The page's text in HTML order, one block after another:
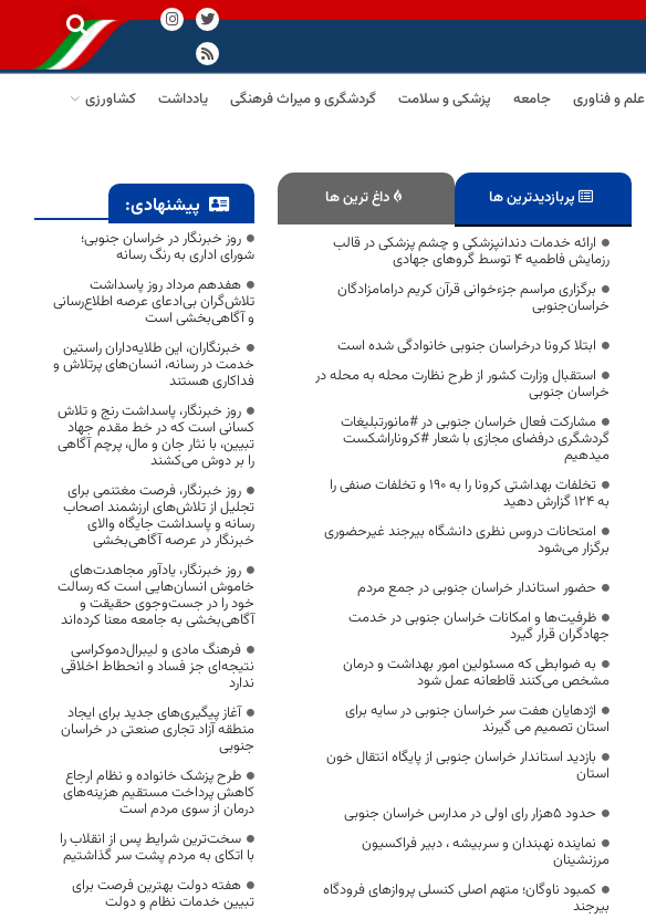
علم و فناوری جامعه پزشکی و سلامت گردشگری و میراث فرهنگی یادداشت
کشاورزی
پربازدیدترین ها داغ ترین ها
ارائه خدمات دندانپزشکی و چشم پزشکی در قالب
رزمایش فاطمیه ۴ توسط گروهای جهادی
برگزاری مراسم جزء‌خوانی قرآن کریم درامامزادگان
خراسان‌جنوبی
ابتلا کرونا درخراسان جنوبی خانوادگی شده است
استقبال وزارت کشور از طرح نظارت محله به محله در
خراسان جنوبی
مشارکت فعال خراسان جنوبی در #مانورتبلیغات
گردشگری درفضای مجازی با شعار #کروناراشکست
میدهیم
تخلفات بهداشتی کرونا را به ۱۹۰ و تخلفات صنفی را
به ۱۲۴ گزارش دهید
امتحانات دروس نظری دانشگاه بیرجند غیرحضوری
برگزار می‌شود
حضور استاندار خراسان جنوبی در جمع مردم
ظرفیت‌ها و امکانات خراسان جنوبی در خدمت
جهادگران قرار گیرد
به ضوابطی که مسئولین امور بهداشت و درمان
مشخص می‌‌کنند قاطعانه عمل شود
اژدهایان هفت سر خراسان جنوبی در سایه برای
استان تصمیم می گیرند
بازديد استاندار خراسان جنوبی از پایگاه انتقال خون
استان
حدود ۵هزار رای اولی در مدارس خراسان جنوبی
نماینده نهبندان و سربیشه ، دبیر فراکسیون
مرزنشینان
کمبود ناوگان؛ متهم اصلی کنسلی پروازهای فرودگاه
بیرجند
پیشنهادی:
روز خبرنگار در خراسان جنوبی؛
شورای اداری به رنگ رسانه
هفدهم مرداد روز پاسداشت
تلاش‌گران بی‌ادعای عرصه اطلاع‌رسانی
و آگاهی‌بخشی است
خبرنگاران، این طلایه‌داران راستین
خدمت در رسانه، انسان‌های پرتلاش و
فداکاری هستند
روز خبرنگار، پاسداشت رنج و تلاش
کسانی است که در خط مقدم جهاد
تبیین، با نثار جان و مال، پرچم آگاهی
را بر دوش می‌کشند
روز خبرنگار، فرصت مغتنمی برای
تجلیل از تلاش‌های ارزشمند اصحاب
رسانه و پاسداشت جایگاه والای
خبرنگار در عرصه آگاهی‌بخشی
روز خبرنگار، یادآور مجاهدت‌های
خاموش انسان‌هایی است که رسالت
خود را در جست‌وجوی حقیقت و
آگاهی‌بخشی به جامعه معنا کرده‌اند
فرهنگ مادی و لیبرال‌دموکراسی
نتیجه‌ای جز فساد و انحطاط اخلاقی
ندارد
آغاز پیگیری‌های جدید برای ایجاد
منطقه آزاد تجاری صنعتی در خراسان
جنوبی
طرح پزشک خانواده و نظام ارجاع
کاهش پرداخت مستقیم هزینه‌های
درمان از سوی مردم است
سخت‌ترین شرایط پس از انقلاب را
با اتکای به مردم پشت سر گذاشتیم
هفته دولت بهترین فرصت برای
تبیین خدمات نظام و دولت